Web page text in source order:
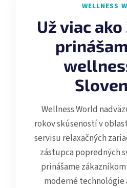
a
i
e
p
r
k
v
ý
p
i
s
u
WELLNESS
Už viac
Wellness World
rokov skúseností v
servisu relaxačných
zástupca popredných
prinášame
moderné technológie